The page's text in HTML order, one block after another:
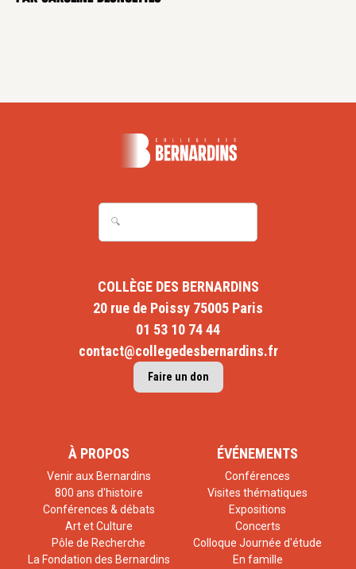
COLLÈGE DES BERNARDINS
20 rue de Poissy 75005 Paris
01 53 10 74 44
contact@collegedesbernardins.fr
Faire un don
À PROPOS
Venir aux Bernardins
800 ans d'histoire
Conférences & débats
Art et Culture
Pôle de Recherche
La Fondation des Bernardins
ÉVÉNEMENTS
Conférences
Visites thématiques
Expositions
Concerts
Colloque Journée d'étude
En famille